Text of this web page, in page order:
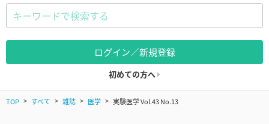
ログイン／新規登録
初めての方へ
TOP すべて 雑誌 医学 実験医学 Vol.43 No.13